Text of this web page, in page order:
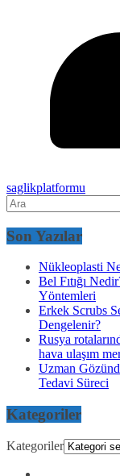
saglikplatformu
Son Yazılar
Nükleoplasti
Bel Fıtığı
Yöntemleri
Erkek Scrubs
Dengelenir?
Rusya
hava ulaşım
Uzman
Tedavi Süreci
Kategoriler
Kategoriler